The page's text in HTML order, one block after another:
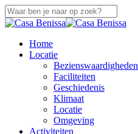
Saltar
a
principal
Cerca
Búsqueda
búsqueda
Menú
Home
Locatie
Bezienswaardigheden
Faciliteiten
Geschiedenis
Klimaat
Locatie
Omgeving
Activiteiten